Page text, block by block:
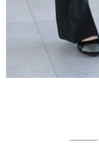
任。
４．使用「AFTEE先享
時審查核予不同之上限額
請求用戶進行身份認證。
５．嚴禁一人註冊多個帳
恩沛科技股份有限公司將
每筆NT$90，滿